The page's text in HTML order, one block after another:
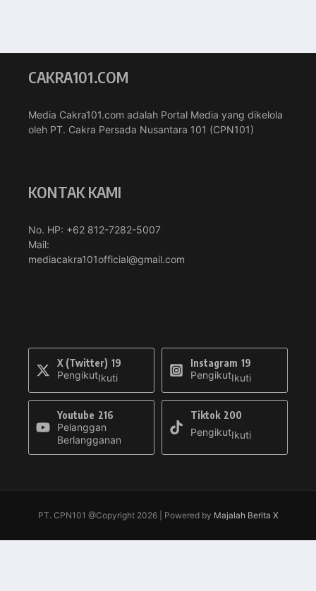
CAKRA101.COM
Media Cakra101.com adalah Portal Media yang dikelola
oleh PT. Cakra Persada Nusantara 101 (CPN101)
KONTAK KAMI
No. HP: +62 812-7282-5007
Mail:
mediacakra101official@gmail.com
X (Twitter) 19
PengikutIkuti
Instagram 19
PengikutIkuti
Youtube 216
Pelanggan
Berlangganan
Tiktok 200
PengikutIkuti
PT. CPN101 @Copyright 2026 | Powered by Majalah Berita X